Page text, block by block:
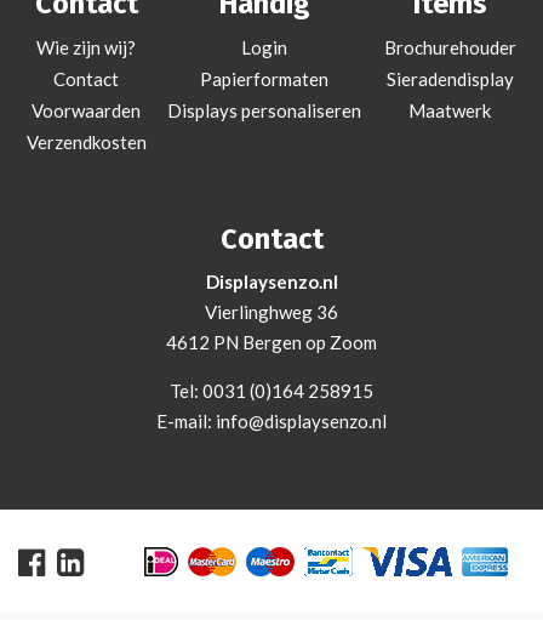
Wie zijn wij?
Contact
Voorwaarden
Verzendkosten
Login
Papierformaten
Displays personaliseren
Brochurehouder
Sieradendisplay
Maatwerk
Contact
Displaysenzo.nl
Vierlinghweg 36
4612 PN Bergen op Zoom
Tel: 0031 (0)164 258915
E-mail: info@displaysenzo.nl